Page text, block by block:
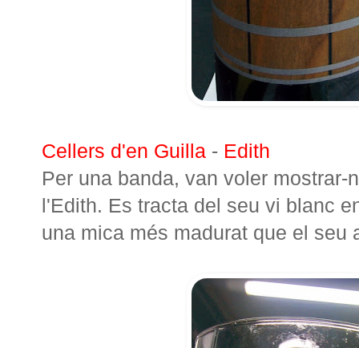
Cellers d'en Guilla - Edith
Per una banda, van voler
l'Edith. Es tracta del seu vi blanc
una mica més madurat que el seu